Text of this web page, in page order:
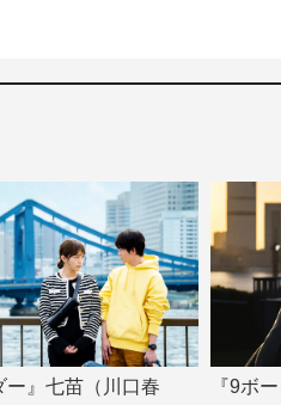
ー』七苗（川口春
『9ボ